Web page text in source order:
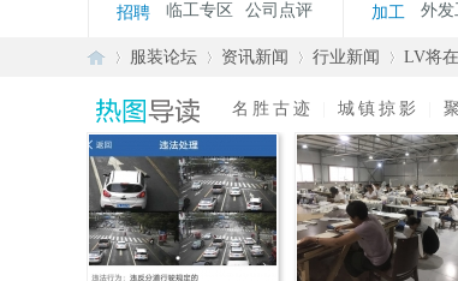
招聘
临工专区
公司点评 加工
外发
服»
服装论坛
›
资讯新闻 行业新闻
›
LV将
名胜古迹 城镇掠影